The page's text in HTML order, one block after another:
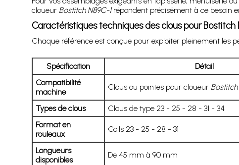
cloueur Bostitch N89C-1répondent précisément à ce besoin
Caractéristiques techniques des clous pour Bostitch
Chaque référence est conçue pour exploiter pleinement les
Spécification Détail
Compatibilité
machine
Clous ou pointes pour cloueur Bostitch
Types de clous
Clous de type 23 - 25 - 28 - 31 - 34
Format en
rouleaux
Coils 23 - 25 - 28 - 31
Longueurs
disponibles
De 45 mm à 90 mm